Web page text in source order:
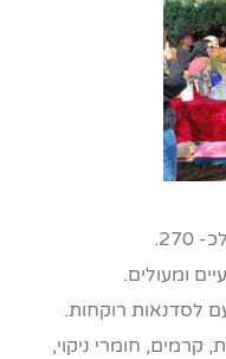
קרוב ל 10,000 משחות, קרמים, חומרי ניקוי,